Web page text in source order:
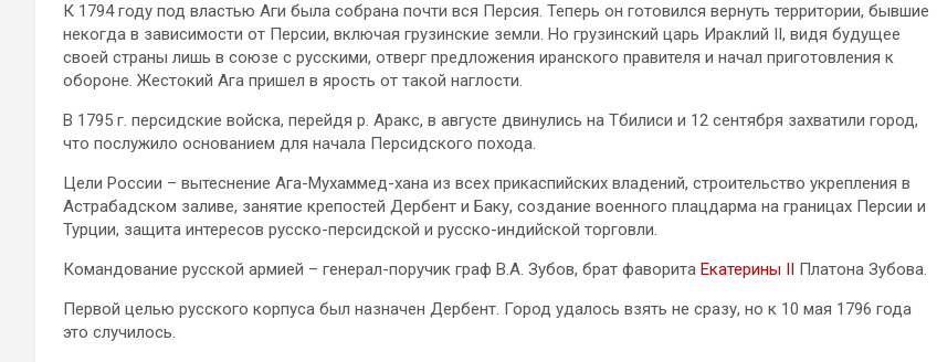
К 1794 году под властью Аги была собрана почти вся Персия. Теперь он готовился вернуть территории, бывшие
некогда в зависимости от Персии, включая грузинские земли. Но грузинский царь Ираклий II, видя будущее
своей страны лишь в союзе с русскими, отверг предложения иранского правителя и начал приготовления к
обороне. Жестокий Ага пришел в ярость от такой наглости.
В 1795 г. персидские войска, перейдя р. Аракс, в августе двинулись на Тбилиси и 12 сентября захватили город,
что послужило основанием для начала Персидского похода.
Цели России – вытеснение Ага-Мухаммед-хана из всех прикаспийских владений, строительство укрепления в
Астрабадском заливе, занятие крепостей Дербент и Баку, создание военного плацдарма на границах Персии и
Турции, защита интересов русско-персидской и русско-индийской торговли.
Командование русской армией – генерал-поручик граф В.А. Зубов, брат фаворита Екатерины II
Платона Зубова.
Первой целью русского корпуса был назначен Дербент. Город удалось взять не сразу, но к 10 мая 1796 года
это случилось.